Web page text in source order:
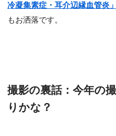
冷凝集素症・耳介辺縁血管炎
もお洒落です。
撮影の裏話：今年の
りかな？